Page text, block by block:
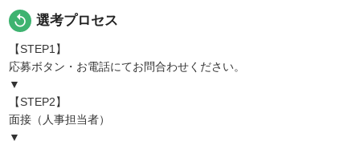
replay 選考プロセス
【STEP1】
応募ボタン・お電話にてお問合わせください。
▼
【STEP2】
面接（人事担当者）
▼